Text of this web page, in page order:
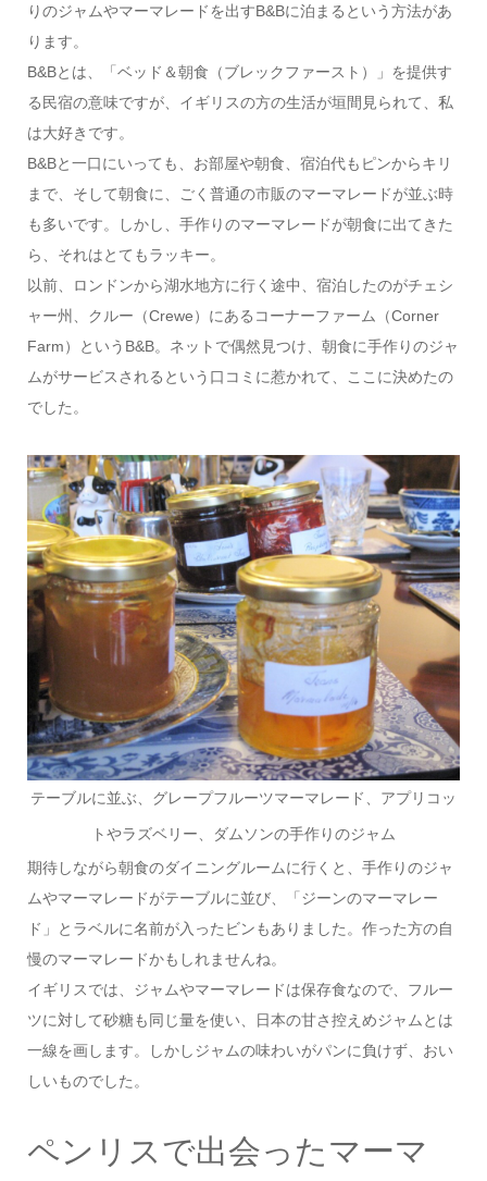
りのジャムやマーマレードを出すB&Bに泊まるという方法があ
ります。
B&Bとは、「ベッド＆朝食（ブレックファースト）」を提供す
る民宿の意味ですが、イギリスの方の生活が垣間見られて、私
は大好きです。
B&Bと一口にいっても、お部屋や朝食、宿泊代もピンからキリ
まで、そして朝食に、ごく普通の市販のマーマレードが並ぶ時
も多いです。しかし、手作りのマーマレードが朝食に出てきた
ら、それはとてもラッキー。
以前、ロンドンから湖水地方に行く途中、宿泊したのがチェシ
ャー州、クルー（Crewe）にあるコーナーファーム（Corner
Farm）というB&B。ネットで偶然見つけ、朝食に手作りのジャ
ムがサービスされるという口コミに惹かれて、ここに決めたの
でした。
テーブルに並ぶ、グレープフルーツマーマレード、アプリコッ
トやラズベリー、ダムソンの手作りのジャム
期待しながら朝食のダイニングルームに行くと、手作りのジャ
ムやマーマレードがテーブルに並び、「ジーンのマーマレー
ド」とラベルに名前が入ったビンもありました。作った方の自
慢のマーマレードかもしれませんね。
イギリスでは、ジャムやマーマレードは保存食なので、フルー
ツに対して砂糖も同じ量を使い、日本の甘さ控えめジャムとは
一線を画します。しかしジャムの味わいがパンに負けず、おい
しいものでした。
ペンリスで出会ったマーマ